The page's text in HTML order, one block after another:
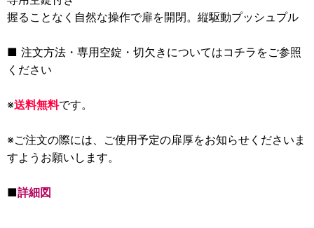
握ることなく自然な操作で扉を開閉。縦駆動プッシュプル
■ 注文方法・専用空錠・切欠きについてはコチラをご参照
ください
※送料無料です。
※ご注文の際には、ご使用予定の扉厚をお知らせくださいま
すようお願いします。
■詳細図